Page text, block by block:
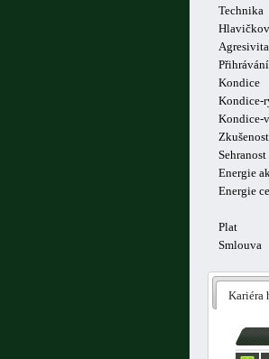
Technika
Agresivita
Přihrávání
Kondice
Kondice-
Kondice-
Zkušenost
Sehranost
Energie
Energie
Plat
Smlouva
Kariéra